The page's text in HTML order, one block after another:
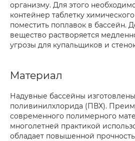
организму. Для этого
контейнер таблетку
поместить поплавок в
вещество растворяется
угрозы для купальщиков и
Материал
Надувные бассейны
поливинилхлорида (ПВХ).
современного полимерного
многолетней практикой
обладает повышенной